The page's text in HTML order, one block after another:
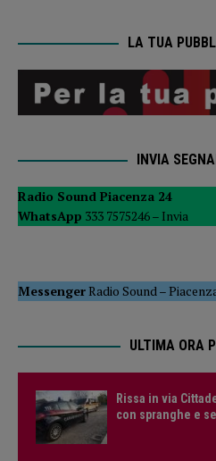
LA TUA
INVIA
Radio Sound Piacenza 24
WhatsApp 333 7575246 – Invia
MessengerRadio Sound–
ULTIMA ORA
Rissa in via
con spranghe e